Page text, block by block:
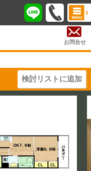
お問合せ
検討リストに追加